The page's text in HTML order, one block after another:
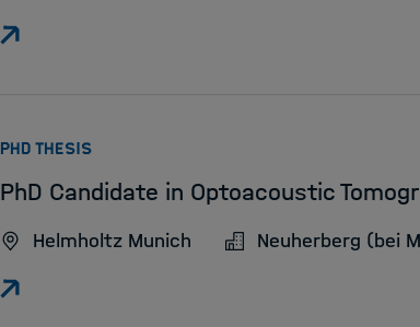
PHD THESIS:
PhD Candidate in Optoacoustic
Helmholtz Munich Neuherberg (bei